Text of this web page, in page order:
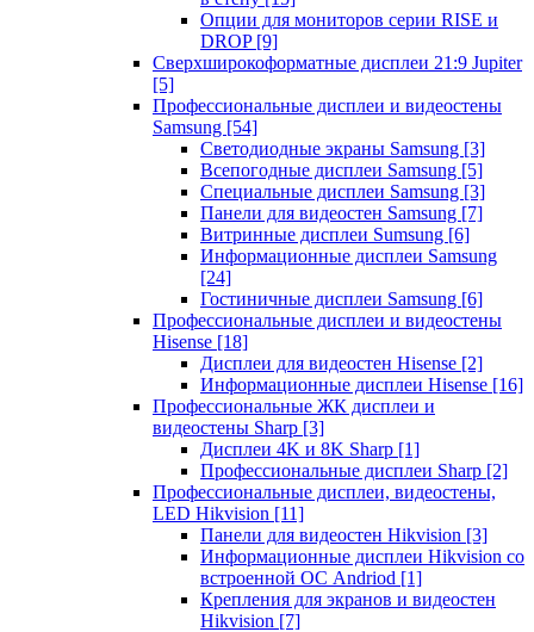
Опции для мониторов серии RISE и
DROP [9]
Сверхширокоформатные дисплеи 21:9 Jupiter
[5]
Профессиональные дисплеи и видеостены
Samsung [54]
Светодиодные экраны Samsung [3]
Всепогодные дисплеи Samsung [5]
Специальные дисплеи Samsung [3]
Панели для видеостен Samsung [7]
Витринные дисплеи Sumsung [6]
Информационные дисплеи Samsung
[24]
Гостиничные дисплеи Samsung [6]
Профессиональные дисплеи и видеостены
Hisense [18]
Дисплеи для видеостен Hisense [2]
Информационные дисплеи Hisense [16]
Профессиональные ЖК дисплеи и
видеостены Sharp [3]
Дисплеи 4K и 8K Sharp [1]
Профессиональные дисплеи Sharp [2]
Профессиональные дисплеи, видеостены,
LED Hikvision [11]
Панели для видеостен Hikvision [3]
Информационные дисплеи Hikvision со
встроенной ОС Andriod [1]
Крепления для экранов и видеостен
Hikvision [7]